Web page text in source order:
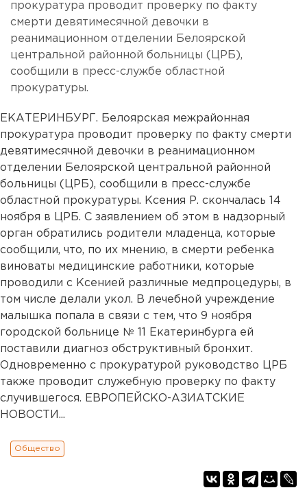
прокуратура проводит проверку по факту
смерти девятимесячной девочки в
реанимационном отделении Белоярской
центральной районной больницы (ЦРБ),
сообщили в пресс-службе областной
прокуратуры.
ЕКАТЕРИНБУРГ. Белоярская межрайонная
прокуратура проводит проверку по факту смерти
девятимесячной девочки в реанимационном
отделении Белоярской центральной районной
больницы (ЦРБ), сообщили в пресс-службе
областной прокуратуры. Ксения Р. скончалась 14
ноября в ЦРБ. С заявлением об этом в надзорный
орган обратились родители младенца, которые
сообщили, что, по их мнению, в смерти ребенка
виноваты медицинские работники, которые
проводили с Ксенией различные медпроцедуры, в
том числе делали укол. В лечебной учреждение
малышка попала в связи с тем, что 9 ноября
городской больнице № 11 Екатеринбурга ей
поставили диагноз обструктивный бронхит.
Одновременно с прокуратурой руководство ЦРБ
также проводит служебную проверку по факту
случившегося. ЕВРОПЕЙСКО-АЗИАТСКИЕ
НОВОСТИ...
Общество